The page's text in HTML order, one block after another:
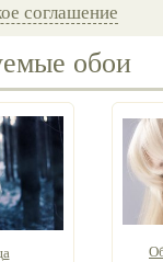
соглашение
обои